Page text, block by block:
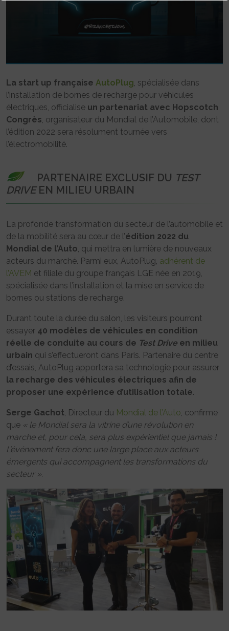
La start up française AutoPlug, spécialisée dans
l’installation de bornes de recharge pour véhicules
électriques, officialise un partenariat avec Hopscotch
Congrès, organisateur du Mondial de l’Automobile, dont
l’édition 2022 sera résolument tournée vers
l’électromobilité.
PARTENAIRE EXCLUSIF DU TEST
DRIVEEN MILIEU URBAIN
La profonde transformation du secteur de l’automobile et
de la mobilité sera au cœur de l’édition 2022 du
Mondial de l’Auto, qui mettra en lumière de nouveaux
acteurs du marché. Parmi eux, AutoPlug, adhérent de
l’AVEM et filiale du groupe français LGE née en 2019,
spécialisée dans l’installation et la mise en service de
bornes ou stations de recharge.
Durant toute la durée du salon, les visiteurs pourront
essayer 40 modèles de véhicules en condition
réelle de conduite au cours de Test Drive en milieu
urbain qui s’effectueront dans Paris. Partenaire du centre
d’essais, AutoPlug apportera sa technologie pour assurer
la recharge des véhicules électriques afin de
proposer une expérience d’utilisation totale.
Serge Gachot, Directeur du Mondial de l’Auto, confirme
que « le Mondial sera la vitrine d’une révolution en
marche et, pour cela, sera plus expérientiel que jamais !
L’événement fera donc une large place aux acteurs
émergents qui accompagnent les transformations du
secteur ».